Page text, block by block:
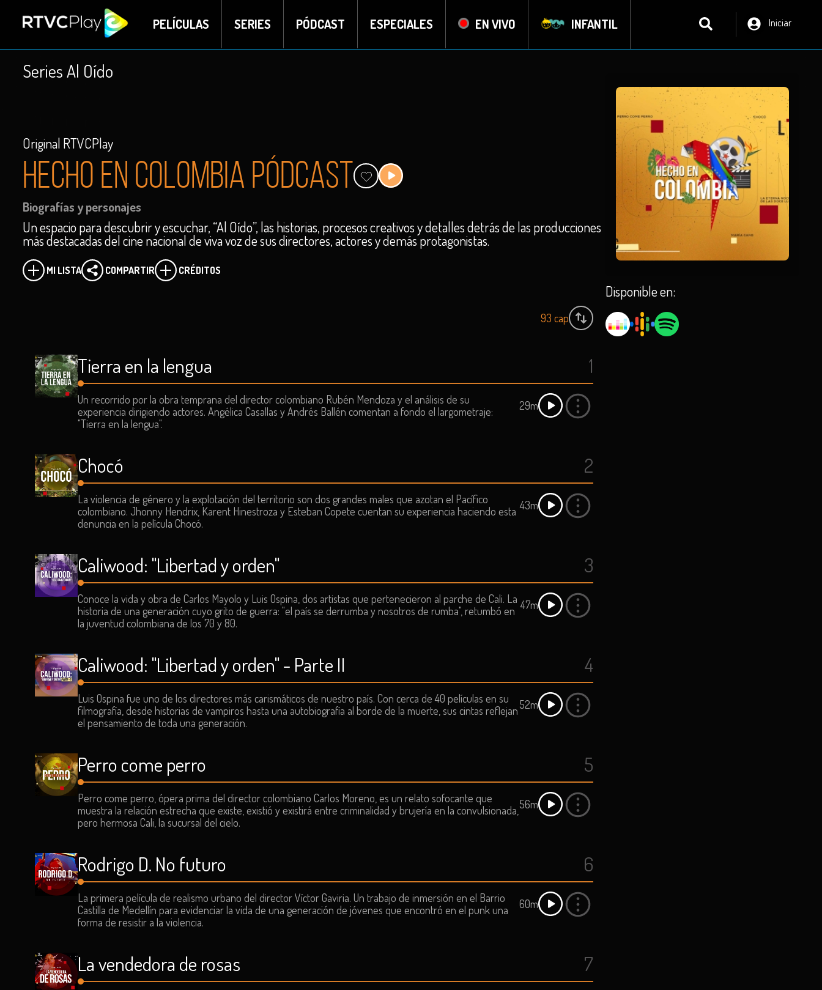
PELÍCULAS SERIES PÓDCAST ESPECIALES EN VIVO INFANTIL
Iniciar
Series Al Oído
Original RTVCPlay
Hecho en Colombia pódcast
Biografías y personajes
Un espacio para descubrir y escuchar, “Al Oído”, las historias, procesos creativos y detalles detrás de las producciones
más destacadas del cine nacional de viva voz de sus directores, actores y demás protagonistas.
MI LISTA COMPARTIR CRÉDITOS
93 cap
Tierra en la lengua 1
Un recorrido por la obra temprana del director colombiano Rubén Mendoza y el análisis de su
experiencia dirigiendo actores. Angélica Casallas y Andrés Ballén comentan a fondo el largometraje:
"Tierra en la lengua".
29m
Chocó 2
La violencia de género y la explotación del territorio son dos grandes males que azotan el Pacífico
colombiano. Jhonny Hendrix, Karent Hinestroza y Esteban Copete cuentan su experiencia haciendo esta
denuncia en la película Chocó.
43m
Caliwood: "Libertad y orden" 3
Conoce la vida y obra de Carlos Mayolo y Luis Ospina, dos artistas que pertenecieron al parche de Cali. La
historia de una generación cuyo grito de guerra: "el país se derrumba y nosotros de rumba", retumbó en
la juventud colombiana de los 70 y 80.
47m
Caliwood: "Libertad y orden" - Parte II 4
Luis Ospina fue uno de los directores más carismáticos de nuestro país. Con cerca de 40 películas en su
filmografía, desde historias de vampiros hasta una autobiografía al borde de la muerte, sus cintas reflejan
el pensamiento de toda una generación.
52m
Perro come perro 5
Perro come perro, ópera prima del director colombiano Carlos Moreno, es un relato sofocante que
muestra la relación estrecha que existe, existió y existirá entre criminalidad y brujería en la convulsionada,
pero hermosa Cali, la sucursal del cielo.
56m
Rodrigo D. No futuro 6
La primera película de realismo urbano del director Víctor Gaviria. Un trabajo de inmersión en el Barrio
Castilla de Medellín para evidenciar la vida de una generación de jóvenes que encontró en el punk una
forma de resistir a la violencia.
60m
La vendedora de rosas 7
Disponible en: